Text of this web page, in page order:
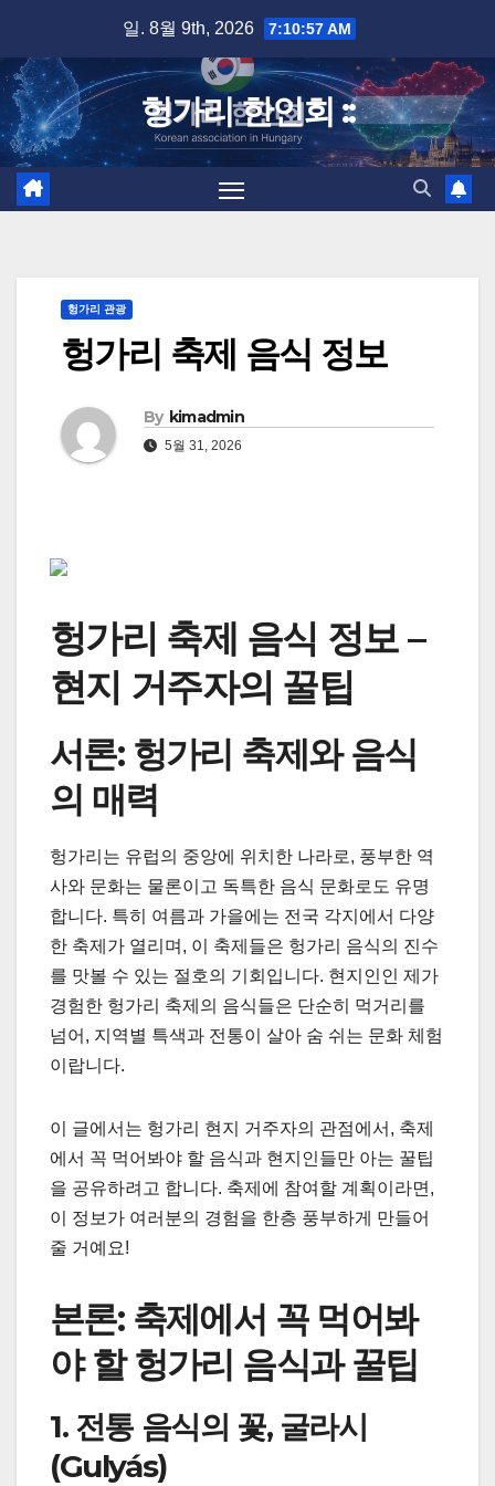
content
일. 8월 9th, 2026 7:10:57 AM
헝가리 한인회 ::
헝가리 관광
헝가리 축제 음식 정보
By kimadmin
5월 31, 2026
헝가리 축제 음식 정보 –
현지 거주자의 꿀팁
서론: 헝가리 축제와 음식
의 매력
헝가리는 유럽의 중앙에 위치한 나라로, 풍부한 역
사와 문화는 물론이고 독특한 음식 문화로도 유명
합니다. 특히 여름과 가을에는 전국 각지에서 다양
한 축제가 열리며, 이 축제들은 헝가리 음식의 진수
를 맛볼 수 있는 절호의 기회입니다. 현지인인 제가
경험한 헝가리 축제의 음식들은 단순히 먹거리를
넘어, 지역별 특색과 전통이 살아 숨 쉬는 문화 체험
이랍니다.
이 글에서는 헝가리 현지 거주자의 관점에서, 축제
에서 꼭 먹어봐야 할 음식과 현지인들만 아는 꿀팁
을 공유하려고 합니다. 축제에 참여할 계획이라면,
이 정보가 여러분의 경험을 한층 풍부하게 만들어
줄 거예요!
본론: 축제에서 꼭 먹어봐
야 할 헝가리 음식과 꿀팁
1. 전통 음식의 꽃, 굴라시
(Gulyás)